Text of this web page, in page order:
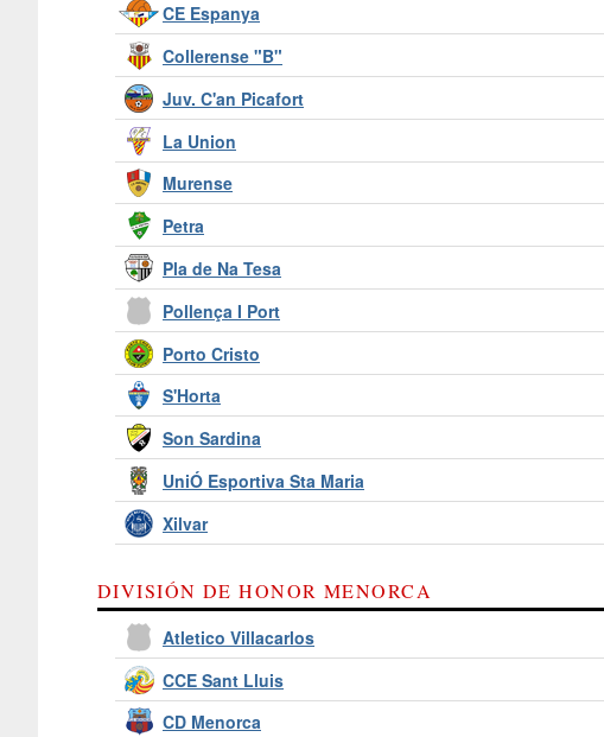
CE Espanya
Collerense "B"
Juv. C'an Picafort
La Union
Murense
Petra
Pla de Na Tesa
Pollença I Port
Porto Cristo
S'Horta
Son Sardina
UniÓ Esportiva Sta Maria
Xilvar
DIVISIÓN DE HONOR MENORCA
Atletico Villacarlos
CCE Sant Lluis
CD Menorca